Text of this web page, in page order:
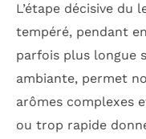
L’étape décisive du
tempéré, pendant
parfois plus longue
ambiante, permet
arômes complexes
ou trop rapide